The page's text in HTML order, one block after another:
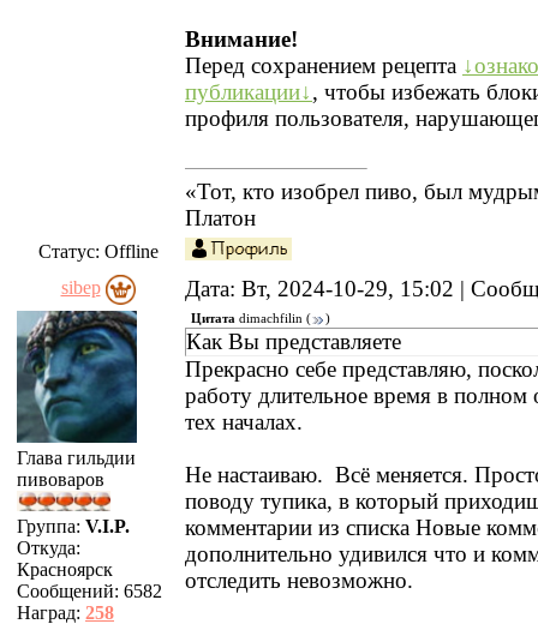
Внимание!
Перед сохранением рецепта
публикации↓, чтобы избежать
профиля пользователя,
«Тот, кто изобрел пиво, был
Платон
Статус: Offline
sibep
Дата: Вт, 2024-10-29, 15:02 |
Глава гильдии
пивоваров
Группа: V.I.P.
Откуда:
Красноярск
Сообщений: 6582
Наград: 258
Цитата dimachfilin ( )
Как Вы представляете
Прекрасно себе представляю,
работу длительное время в
тех началах.
Не настаиваю. Всё меняется.
поводу тупика, в который
комментарии из списка Новые
дополнительно удивился что и
отследить невозможно.